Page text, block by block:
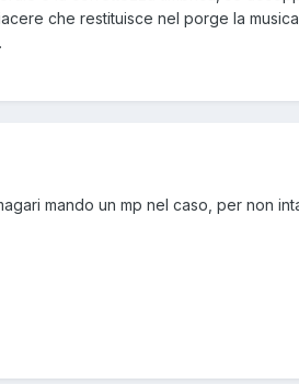
che restituisce nel porge la
mando un mp nel caso, per non